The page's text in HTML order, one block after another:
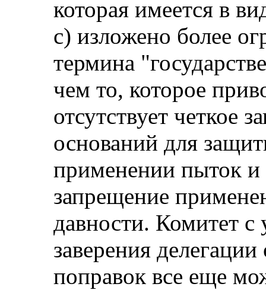
которая имеется в
с) изложено более
термина
чем то, которое
отсутствует четкое
оснований для
применении пыток и
запрещение
давности. Комитет с
заверения
поправок все еще